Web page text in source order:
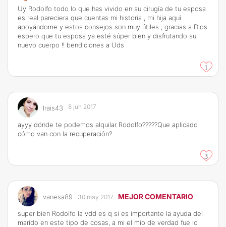
Uy Rodolfo todo lo que has vivido en su cirugía de tu esposa
es real pareciera que cuentas mi historia , mi hija aquí
apoyándome y estos consejos son muy útiles , gracias a Dios
espero que tu esposa ya esté súper bien y disfrutando su
nuevo cuerpo !! bendiciones a Uds
1
Irais43 8 jun 2017
ayyy dónde te podemos alquilar Rodolfo?????Que aplicado
cómo van con la recuperación?
3
vanesa89 30 may 2017 MEJOR COMENTARIO
super bien Rodolfo la vdd es q si es importante la ayuda del
marido en este tipo de cosas, a mi el mio de verdad fue lo